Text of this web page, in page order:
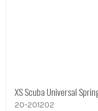
XS Scuba Universal
20-201202